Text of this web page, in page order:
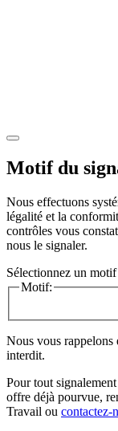
Motif du
Nous effectuons
légalité et la
contrôles vous
nous le signaler.
Sélectionnez un
Motif:
Nous vous rappelons
interdit.
Pour tout
offre déjà pourvue,
Travail ou contactez-